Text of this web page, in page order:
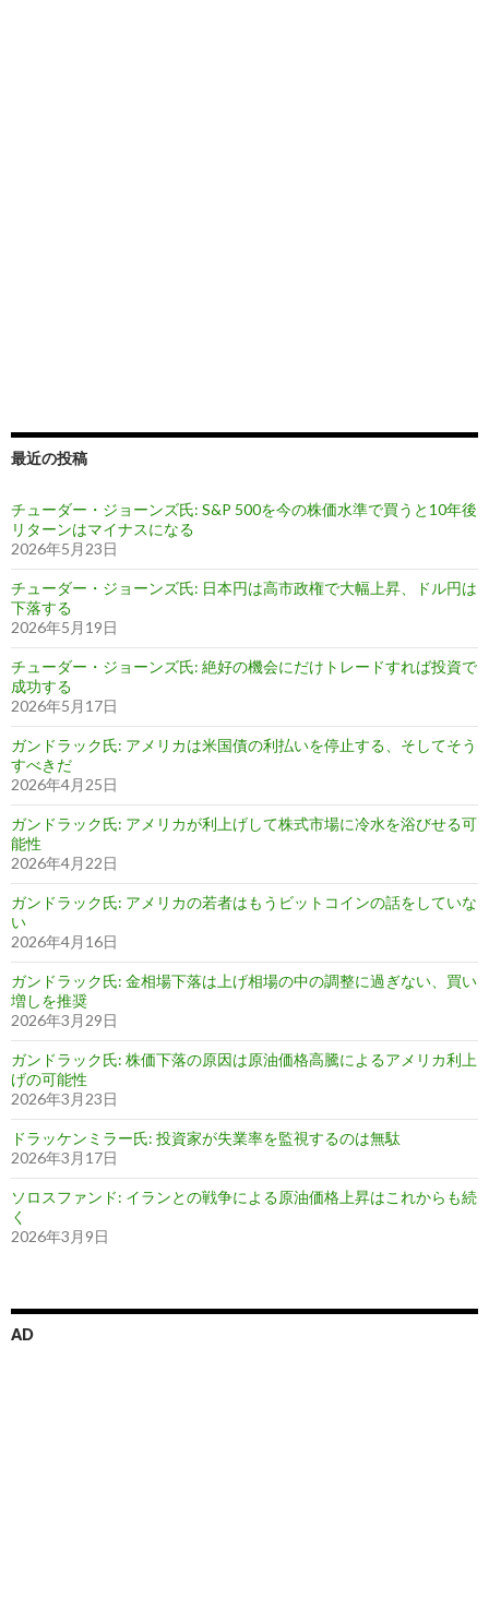
最近の投稿
チューダー・ジョーンズ氏: S&P 500を今の株価水準で買うと10年後
リターンはマイナスになる
2026年5月23日
チューダー・ジョーンズ氏: 日本円は高市政権で大幅上昇、ドル円は
下落する
2026年5月19日
チューダー・ジョーンズ氏: 絶好の機会にだけトレードすれば投資で
成功する
2026年5月17日
ガンドラック氏: アメリカは米国債の利払いを停止する、そしてそう
すべきだ
2026年4月25日
ガンドラック氏: アメリカが利上げして株式市場に冷水を浴びせる可
能性
2026年4月22日
ガンドラック氏: アメリカの若者はもうビットコインの話をしていな
い
2026年4月16日
ガンドラック氏: 金相場下落は上げ相場の中の調整に過ぎない、買い
増しを推奨
2026年3月29日
ガンドラック氏: 株価下落の原因は原油価格高騰によるアメリカ利上
げの可能性
2026年3月23日
ドラッケンミラー氏: 投資家が失業率を監視するのは無駄
2026年3月17日
ソロスファンド: イランとの戦争による原油価格上昇はこれからも続
く
2026年3月9日
AD